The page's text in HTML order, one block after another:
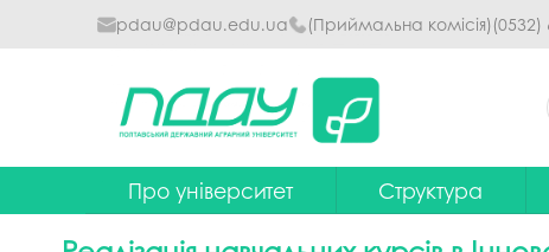
pdau@pdau.edu.ua (Приймальна комісія)(0532)
Про університет
Ректор
Структура
Наглядова рада